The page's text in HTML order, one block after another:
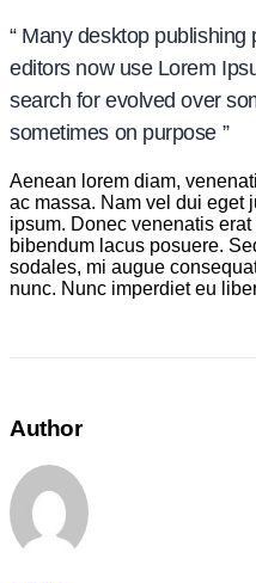
“ Many desktop
editors now use Lorem
search for evolved over
sometimes on purpose ”
Aenean lorem diam,
ac massa. Nam vel dui eget
ipsum. Donec venenatis
bibendum lacus posuere.
sodales, mi augue
nunc. Nunc imperdiet eu
Author